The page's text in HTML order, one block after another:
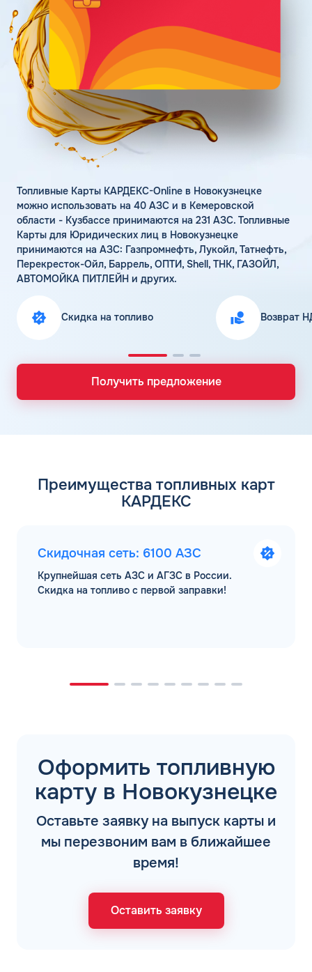
Статьи
Цена бензина и ДТ
Личный кабинет
Карта АЗС
Получить консультацию
Топливные Карты КАРДЕКС-Online в Новокузнецке
можно использовать на 40 АЗС и в Кемеровской
области - Кузбассе принимаются на 231 АЗС. Топливные
Карты для Юридических лиц в Новокузнецке
принимаются на АЗС: Газпромнефть, Лукойл, Татнефть,
Перекресток-Ойл, Баррель, ОПТИ, Shell, ТНК, ГАЗОЙЛ,
АВТОМОЙКА ПИТЛЕЙН и других.
Скидка на топливо Возврат
Получить предложение
Преимущества топливных карт
КАРДЕКС
Скидочная сеть: 6100 АЗС
Крупнейшая сеть АЗС и АГЗС в России.
Скидка на топливо с первой заправки!
Оформить топливную
карту в Новокузнецке
Оставьте заявку на выпуск карты и
мы перезвоним вам в ближайшее
время!
Оставить заявку